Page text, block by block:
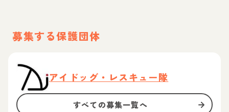
募集する保護団体
アイドッグ・レスキュー隊
すべての募集一覧へ